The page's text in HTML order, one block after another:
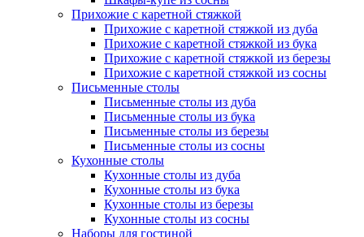
Прихожие с каретной стяжкой
Прихожие с каретной стяжкой из дуба
Прихожие с каретной стяжкой из бука
Прихожие с каретной стяжкой из березы
Прихожие с каретной стяжкой из сосны
Письменные столы
Письменные столы из дуба
Письменные столы из бука
Письменные столы из березы
Письменные столы из сосны
Кухонные столы
Кухонные столы из дуба
Кухонные столы из бука
Кухонные столы из березы
Кухонные столы из сосны
Наборы для гостиной